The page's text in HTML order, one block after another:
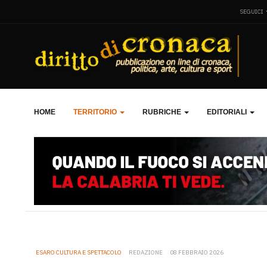
SEGUICI
HOME TERRITORIO RUBRICHE EDITORIALI
ESARO CULTURA E SPETTACOLO REDAZIONE 08 FEBBRAIO 2026